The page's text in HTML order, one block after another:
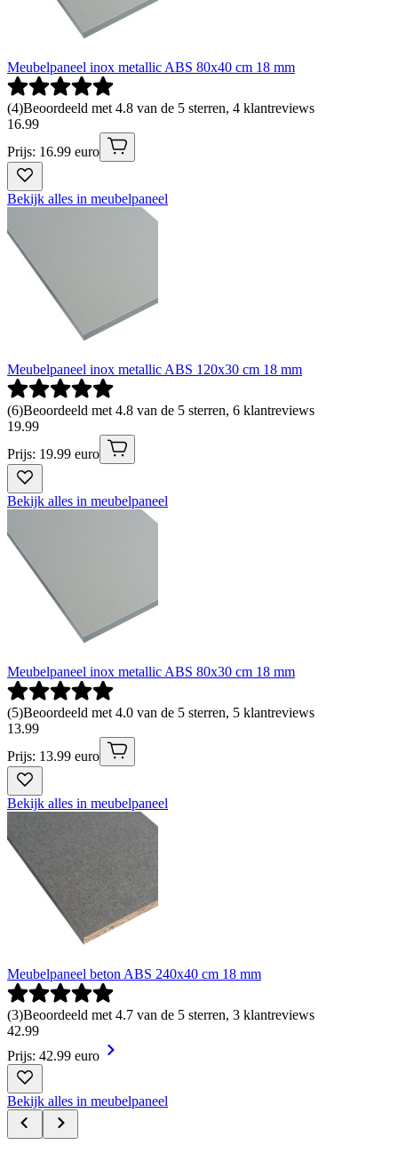
Meubelpaneel inox metallic ABS 80x40 cm 18 mm
(4)Beoordeeld met 4.8 van de 5 sterren, 4 klantreviews
16.99
Prijs: 16.99 euro
Bekijk alles in meubelpaneel
Meubelpaneel inox metallic ABS 120x30 cm 18 mm
(6)Beoordeeld met 4.8 van de 5 sterren, 6 klantreviews
19.99
Prijs: 19.99 euro
Bekijk alles in meubelpaneel
Meubelpaneel inox metallic ABS 80x30 cm 18 mm
(5)Beoordeeld met 4.0 van de 5 sterren, 5 klantreviews
13.99
Prijs: 13.99 euro
Bekijk alles in meubelpaneel
Meubelpaneel beton ABS 240x40 cm 18 mm
(3)Beoordeeld met 4.7 van de 5 sterren, 3 klantreviews
42.99
Prijs: 42.99 euro
Bekijk alles in meubelpaneel